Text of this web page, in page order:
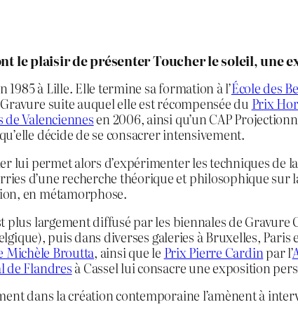
le plaisir de présenter Toucher le soleil, une
1985 à Lille. Elle termine sa formation à l’École des
suite auquel elle est récompensée du Prix
de Valenciennesen 2006, ainsi qu’un CAP
décide de se consacrer intensivement.
lui permet alors d’expérimenter les techniques de
d’une recherche théorique et philosophique sur
en métamorphose.
plus largement diffusé par les biennales de
puis dans diverses galeries à Bruxelles,
Michèle Broutta, ainsi que le Prix Pierre Cardinpar l’
de Flandresà Cassel lui consacre une exposition
dans la création contemporaine l’amènent à